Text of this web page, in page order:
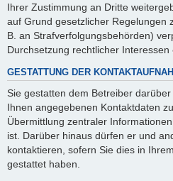
Ihrer Zustimmung an Dritte
auf Grund gesetzlicher Regelungen
B. an Strafverfolgungsbehörden)
Durchsetzung rechtlicher Interessen
GESTATTUNG DER
Sie gestatten dem Betreiber
Ihnen angegebenen Kontaktdaten
Übermittlung zentraler
ist. Darüber hinaus dürfen er und
kontaktieren, sofern Sie dies in
gestattet haben.